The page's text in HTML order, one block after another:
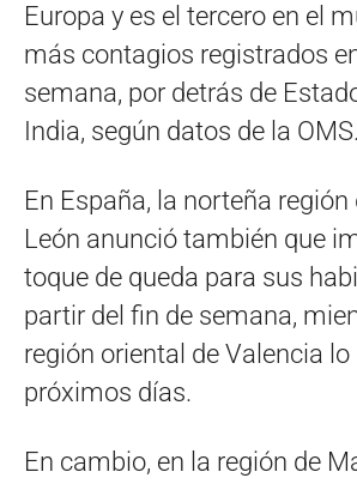
Europa y es el tercero en el
más contagios registrados
semana, por detrás de
India, según datos de la OMS.
En España, la norteña
León anunció también que
toque de queda para sus
partir del fin de semana,
región oriental de Valencia lo
próximos días.
En cambio, en la región de